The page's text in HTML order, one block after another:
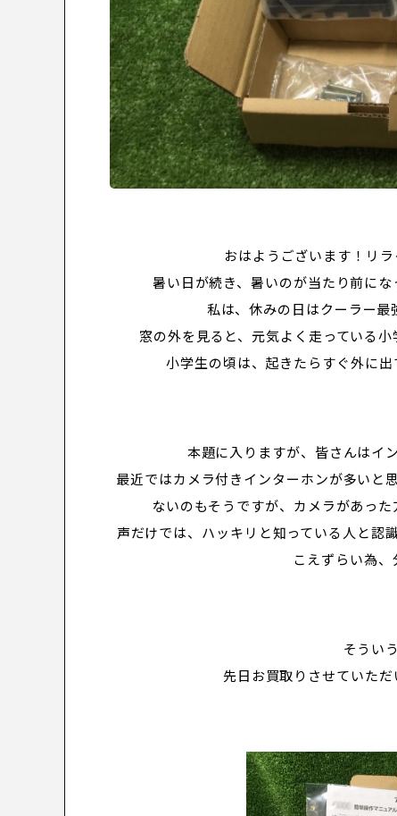
おはようございます！リ
暑い日が続き、暑いのが当たり前に
私は、休みの日はクーラー
窓の外を見ると、元気よく走っている
小学生の頃は、起きたらすぐ外に
本題に入りますが、皆さんはイ
最近ではカメラ付きインターホンが多いと
ないのもそうですが、カメラがあっ
声だけでは、ハッキリと知っている人と認
こえずらい為
そうい
先日お買取りさせていただ